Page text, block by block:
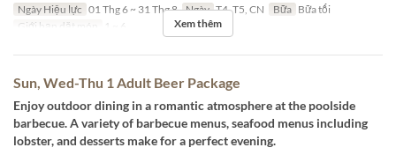
Ngày Hiệu lực 01 Thg 6 ~ 31 Thg 8 Ngày T4, T5, CN Bữa Bữa tối
Giới hạn dặt món
1 ~ 6 Xem thêm
Sun, Wed-Thu 1 Adult Beer Package
Enjoy outdoor dining in a romantic atmosphere at the poolside
barbecue. A variety of barbecue menus, seafood menus including
lobster, and desserts make for a perfect evening.